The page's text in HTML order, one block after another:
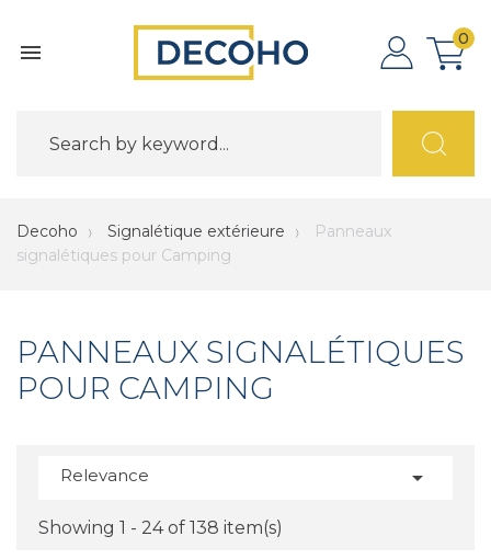

0
Decoho Signalétique extérieure
Panneaux
signalétiques pour Camping
PANNEAUX SIGNALÉTIQUES
POUR CAMPING
Relevance 
Showing 1 - 24 of 138 item(s)